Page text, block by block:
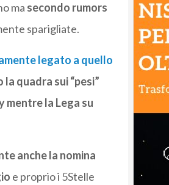
ma secondo rumors
sparigliate.
legato a quello
quadra sui “pesi”
la Lega su
anche la nomina
e proprio i 5Stelle